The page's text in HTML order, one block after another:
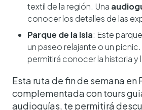
textil de la región. Una
conocer los detalles de las
Parque de la Isla: Este
un paseo relajante o un picnic.
permitirá conocer la historia y
Esta ruta de fin de semana en
complementada con tours
audioguías, te permitirá